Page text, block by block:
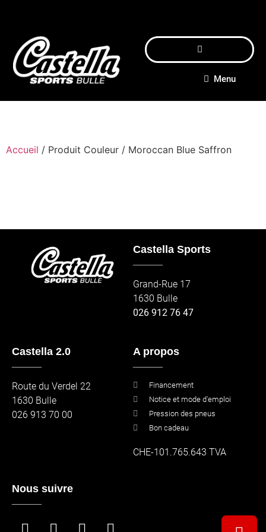
Menu
Accueil / Produit Couleur / Moroccan Blue Saffron
Castella Sports
Grand-Rue 17
1630 Bulle
026 912 76 47
Castella 2.0
Route du Verdel 22
1630 Bulle
026 913 70 00
A propos
Financement
Notice et mode d'emploi
Pression des pneus
Bon cadeau
CHE-101.765.643 TVA
Nous suivre